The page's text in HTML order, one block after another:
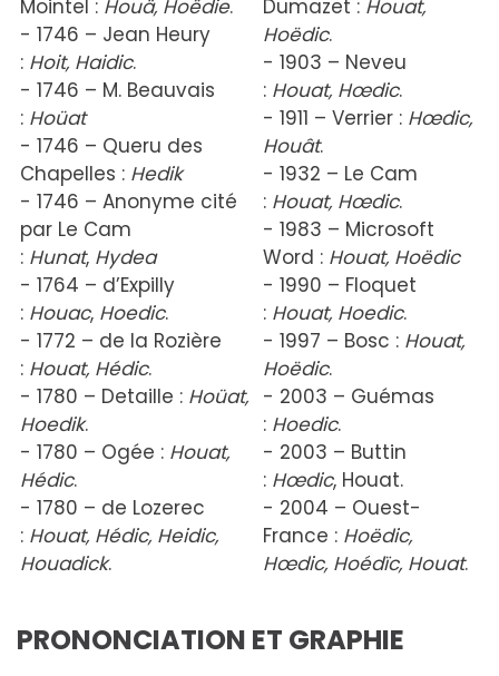
Mointel : Houä, Hoëdie.
- 1746 – Jean Heury
: Hoit, Haidic.
- 1746 – M. Beauvais
: Hoüat
- 1746 – Queru des
Chapelles : Hedik
- 1746 – Anonyme cité
par Le Cam
: Hunat, Hydea
- 1764 – d’Expilly
: Houac, Hoedic.
- 1772 – de la Rozière
: Houat, Hédic.
- 1780 – Detaille : Hoüat,
Hoedik.
- 1780 – Ogée : Houat,
Hédic.
- 1780 – de Lozerec
: Houat, Hédic, Heidic,
Houadick.
Dumazet : Houat,
Hoëdic.
- 1903 – Neveu
: Houat, Hœdic.
- 1911 – Verrier : Hœdic,
Houât.
- 1932 – Le Cam
: Houat, Hœdic.
- 1983 – Microsoft
Word : Houat, Hoëdic
- 1990 – Floquet
: Houat, Hoedic.
- 1997 – Bosc : Houat,
Hoëdic.
- 2003 – Guémas
: Hoedic.
- 2003 – Buttin
: Hœdic, Houat.
- 2004 – Ouest-
France : Hoëdic,
Hœdic, Hoédïc, Houat.
PRONONCIATION ET GRAPHIE